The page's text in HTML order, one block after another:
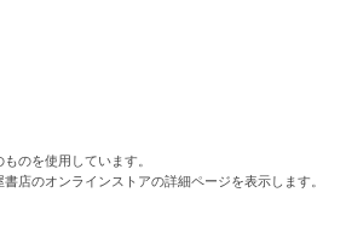
のを使用しています。
店のオンラインストアの詳細ページを表示します。